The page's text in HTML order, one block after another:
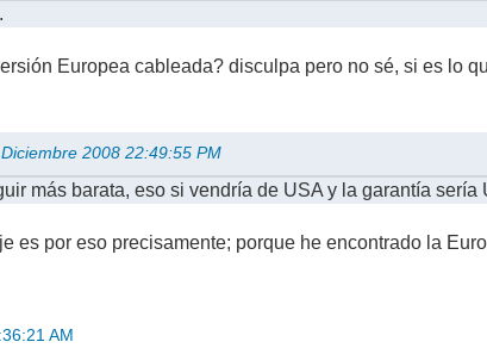
Europea cableada? disculpa pero no sé, si es lo
2008 22:49:55 PM
más barata, eso si vendría de USA y la garantía sería
es por eso precisamente; porque he encontrado la
AM